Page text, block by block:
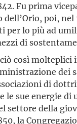
Fu prima
dell’Orio, poi,
per lo più ad
di
così molteplici
dei
di
sue energie di
settore della
la